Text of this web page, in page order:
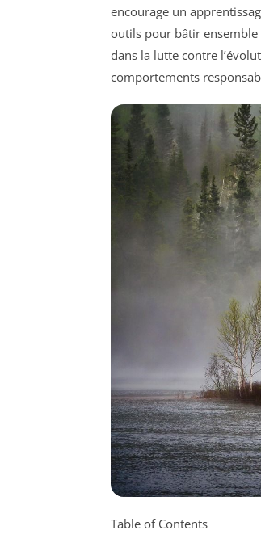
encourage un
outils pour bâtir
dans la lutte contre
comportements
Table of Contents